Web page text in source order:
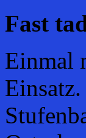
Fast
Einmal